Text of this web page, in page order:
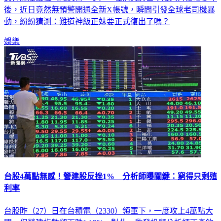
後，近日竟然無預警開通全新X帳號，瞬間引發全球老司機暴
動，紛紛猜測：難道神級正妹要正式復出了嗎？
娛樂
台股4萬點無感！營建股反挫1% 分析師曝關鍵：窮得只剩殖
利率
台股昨（27）日在台積電（2330）領軍下，一度攻上4萬點大